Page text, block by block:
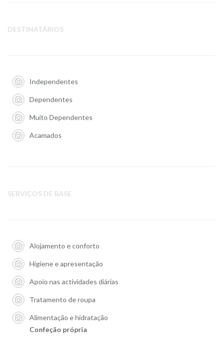
DESTINATÁRIOS
Independentes
Dependentes
Muito Dependentes
Acamados
SERVIÇOS DE BASE
Alojamento e conforto
Higiene e apresentação
Apoio nas actividades diárias
Tratamento de roupa
Alimentação e hidratação
Confeção própria